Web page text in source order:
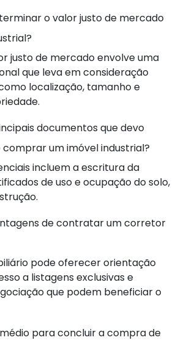
o valor justo de mercado
justo de mercado envolve uma
que leva em consideração
localização, tamanho e
documentos que devo
um imóvel industrial?
incluem a escritura da
de uso e ocupação do solo,
de contratar um corretor
pode oferecer orientação
a listagens exclusivas e
que podem beneficiar o
para concluir a compra de